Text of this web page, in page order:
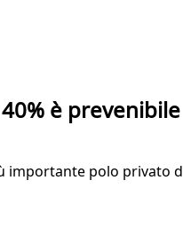
è prevenibile
polo